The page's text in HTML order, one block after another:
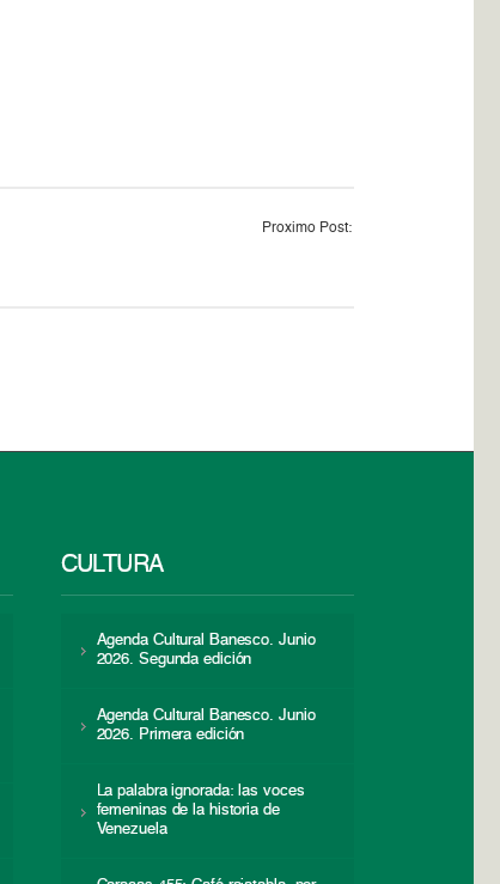
Proximo Post:
CULTURA
Agenda Cultural Banesco. Junio
2026. Segunda edición
Agenda Cultural Banesco. Junio
2026. Primera edición
La palabra ignorada: las voces
femeninas de la historia de
Venezuela